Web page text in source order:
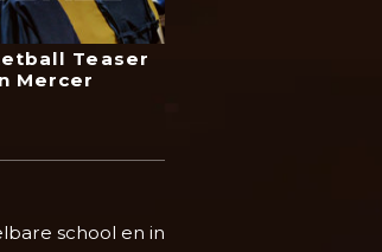
Teaser
Mercer
school en in